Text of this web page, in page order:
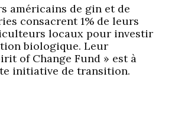
américains de gin et de
consacrent 1% de leurs
locaux pour investir
biologique. Leur
of Change Fund » est à
initiative de transition.